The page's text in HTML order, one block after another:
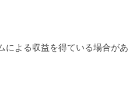
による収益を得ている場合が